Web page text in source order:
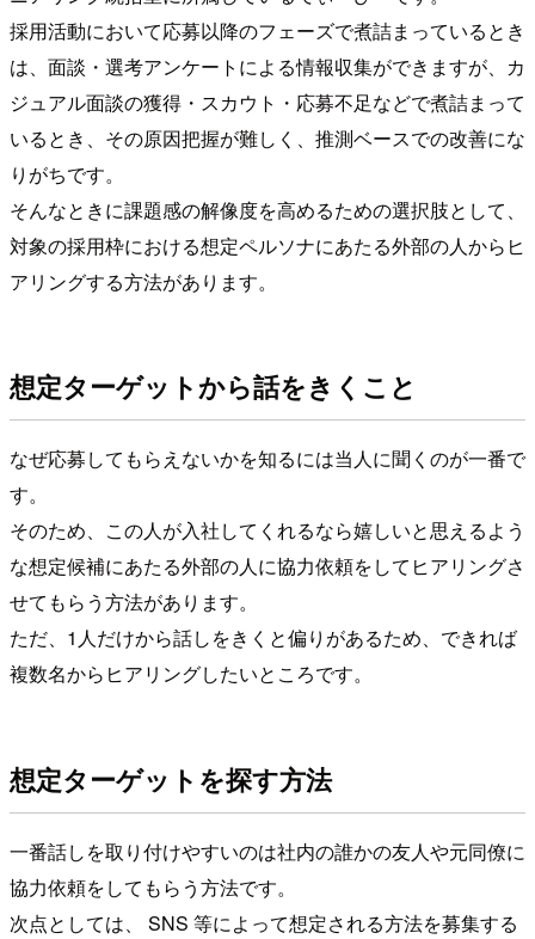
採用活動において応募以降のフェーズで煮詰まっているとき
は、面談・選考アンケートによる情報収集ができますが、カ
ジュアル面談の獲得・スカウト・応募不足などで煮詰まって
いるとき、その原因把握が難しく、推測ベースでの改善にな
りがちです。
そんなときに課題感の解像度を高めるための選択肢として、
対象の採用枠における想定ペルソナにあたる外部の人からヒ
アリングする方法があります。
想定ターゲットから話をきくこと
なぜ応募してもらえないかを知るには当人に聞くのが一番で
す。
そのため、この人が入社してくれるなら嬉しいと思えるよう
な想定候補にあたる外部の人に協力依頼をしてヒアリングさ
せてもらう方法があります。
ただ、1人だけから話しをきくと偏りがあるため、できれば
複数名からヒアリングしたいところです。
想定ターゲットを探す方法
一番話しを取り付けやすいのは社内の誰かの友人や元同僚に
協力依頼をしてもらう方法です。
次点としては、 SNS 等によって想定される方法を募集する